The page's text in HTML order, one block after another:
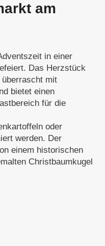
am
in einer
Das Herzstück
mit
bietet einen
für die
oder
werden. Der
einem historischen
Christbaumkugel